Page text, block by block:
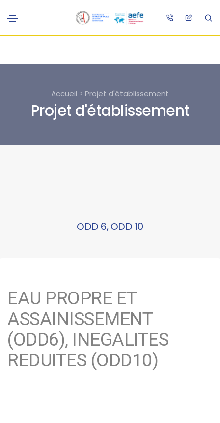
Accueil > Projet d'établissement
Projet d'établissement
ODD 6, ODD 10
EAU PROPRE ET
ASSAINISSEMENT
(ODD6), INEGALITES
REDUITES (ODD10)